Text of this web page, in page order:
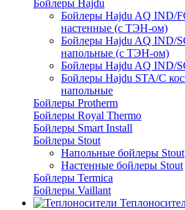
Бойлеры Hajdu
Бойлеры Hajdu AQ IND/
настенные (с ТЭН-ом)
Бойлеры Hajdu AQ IND/
напольные (с ТЭН-ом)
Бойлеры Hajdu AQ IND/
Бойлеры Hajdu STA/C
напольные
Бойлеры Protherm
Бойлеры Royal Thermo
Бойлеры Smart Install
Бойлеры Stout
Напольные бойлеры Stout
Настенные бойлеры Stout
Бойлеры Termica
Бойлеры Vaillant